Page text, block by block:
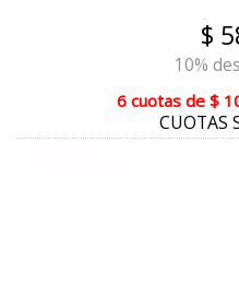
$
10%
6 cuotas de $
CUOTAS